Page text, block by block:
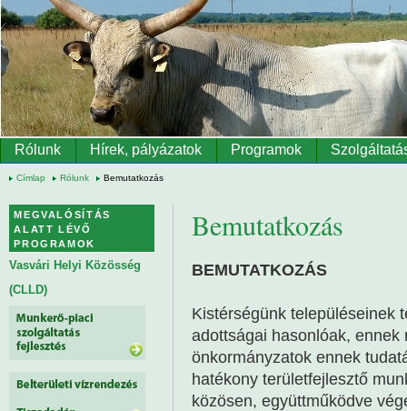
Ugrás a tartalomra
Rólunk Hírek, pályázatok Programok
Címlap Rólunk Bemutatkozás
Bemutatkozás
BEMUTATKOZÁS
Kistérségünk településeinek
adottságai hasonlóak,
önkormányzatok ennek
hatékony területfejlesztő
közösen, együttműködve
MEGVALÓSÍTÁS
ALATT LÉVŐ
PROGRAMOK
Vasvári Helyi Közösség
(CLLD)